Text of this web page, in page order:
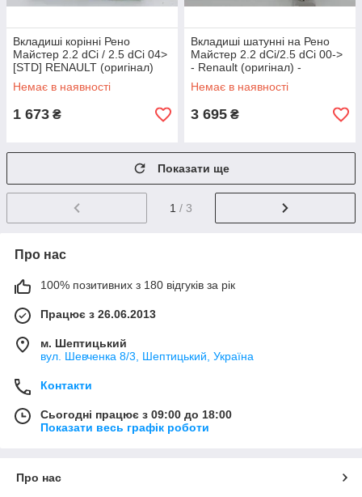
Вкладиші корінні Рено
Майстер 2.2 dCi / 2.5 dCi 04>
[STD] RENAULT (оригінал)
7701477777
Немає в наявності
1 673 ₴
Вкладиші шатунні на Рено
Майстер 2.2 dCi/2.5 dCi 00->
- Renault (оригінал) -
7701478679
Немає в наявності
3 695 ₴
Показати ще
1 / 3
Про нас
100% позитивних з 180 відгуків за рік
Працює з 26.06.2013
м. Шептицький
вул. Шевченка 8/3, Шептицький, Україна
Контакти
Сьогодні працює з 09:00 до 18:00
Показати весь графік роботи
Про нас